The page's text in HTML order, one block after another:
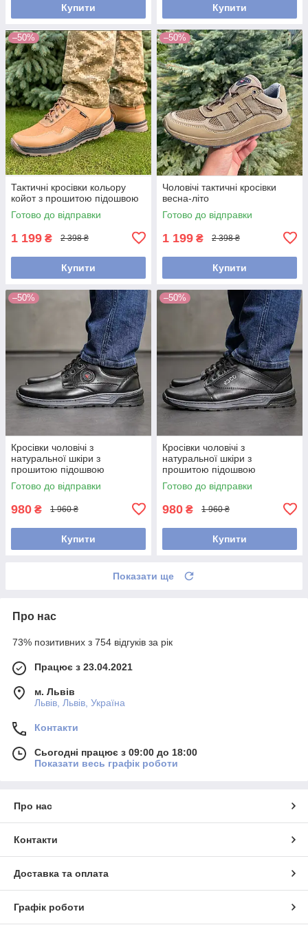
Купити Купити
–50%
Тактичні кросівки кольору
койот з прошитою підошвою
Готово до відправки
1 199 ₴ 2 398 ₴
Купити
–50%
Чоловічі тактичні кросівки
весна-літо
Готово до відправки
1 199 ₴ 2 398 ₴
Купити
–50%
Кросівки чоловічі з
натуральної шкіри з
прошитою підошвою
Готово до відправки
980 ₴ 1 960 ₴
Купити
–50%
Кросівки чоловічі з
натуральної шкіри з
прошитою підошвою
Готово до відправки
980 ₴ 1 960 ₴
Купити
Показати ще
Про нас
73% позитивних з 754 відгуків за рік
Працює з 23.04.2021
м. Львів
Львів, Львів, Україна
Контакти
Сьогодні працює з 09:00 до 18:00
Показати весь графік роботи
Про нас
Контакти
Доставка та оплата
Графік роботи